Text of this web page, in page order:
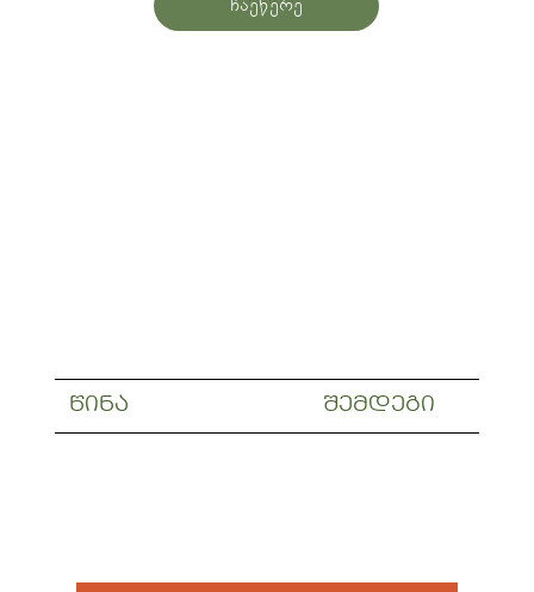
ჩაეწერე
წინა შემდეგი